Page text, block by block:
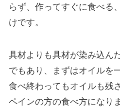
らず、作ってすぐに食べる
けです。
具材よりも具材が染み込ん
でもあり、まずはオイルを
食べ終わってもオイルも残
ペインの方の食べ方になり